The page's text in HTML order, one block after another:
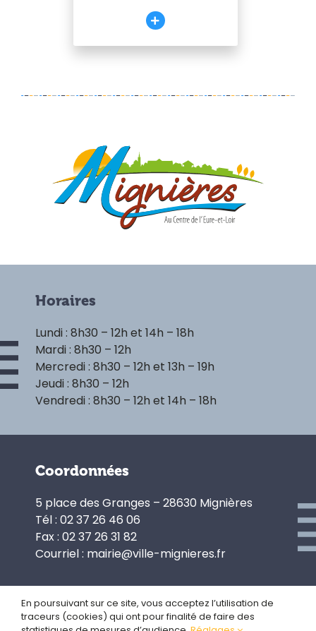
Horaires
Lundi : 8h30 – 12h et 14h – 18h
Mardi : 8h30 – 12h
Mercredi : 8h30 – 12h et 13h – 19h
Jeudi : 8h30 – 12h
Vendredi : 8h30 – 12h et 14h – 18h
Coordonnées
5 place des Granges – 28630 Mignières
Tél : 02 37 26 46 06
Fax : 02 37 26 31 82
Courriel : mairie@ville-mignieres.fr
Politique de confidentialité
En poursuivant sur ce site, vous acceptez l’utilisation de
traceurs (cookies) qui ont pour finalité de faire des